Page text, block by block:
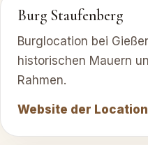
Burg Staufenberg
Burglocation bei
historischen Mauern
Rahmen.
Website der Location